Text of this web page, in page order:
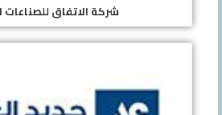
شركة الاتفاق للصناعات